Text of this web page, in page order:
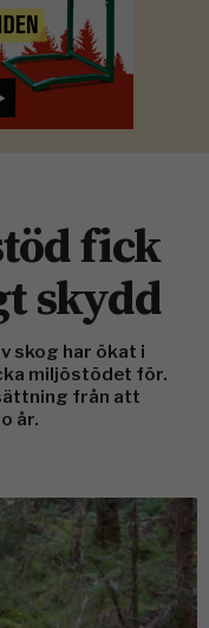
fick
skydd
skog har ökat i
miljöstödet för.
från att
år.